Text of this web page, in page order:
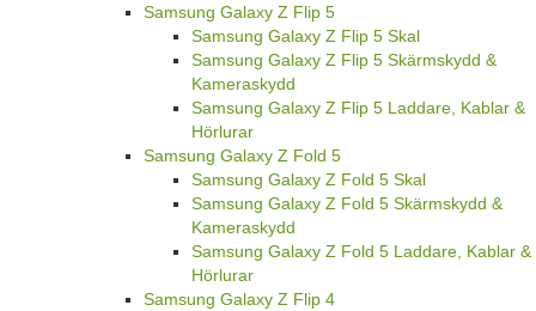
Samsung Galaxy Z Flip 5
Samsung Galaxy Z Flip 5 Skal
Samsung Galaxy Z Flip 5 Skärmskydd &
Kameraskydd
Samsung Galaxy Z Flip 5 Laddare, Kablar &
Hörlurar
Samsung Galaxy Z Fold 5
Samsung Galaxy Z Fold 5 Skal
Samsung Galaxy Z Fold 5 Skärmskydd &
Kameraskydd
Samsung Galaxy Z Fold 5 Laddare, Kablar &
Hörlurar
Samsung Galaxy Z Flip 4